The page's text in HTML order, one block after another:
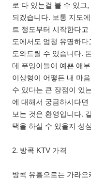
로 다 있는걸 볼 수 있고
되겠습니다. 보통 지도
트 정도부터 시작한다
도에서도 엄청 유명하
도와드릴 수 있습니다.
데 푸잉이들이 예쁜 애
이상형이 어떻든 내 마
수 있다는 큰 장점이 있
에 대해서 궁금하시다
보는 것은 환영입니다.
택을 하실 수 있을지 성
2. 방콕 KTV 가격
방콕 유흥으로는 가라